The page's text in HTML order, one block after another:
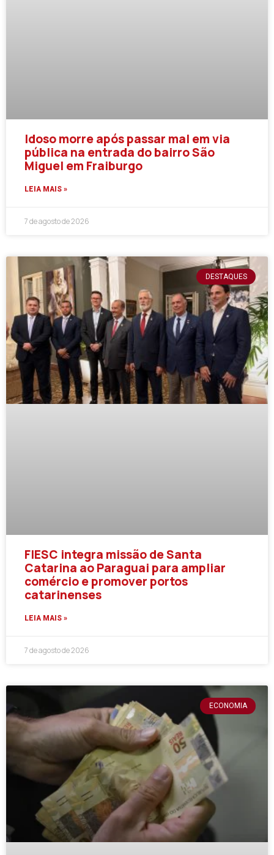
Idoso morre após passar mal em via
pública na entrada do bairro São
Miguel em Fraiburgo
LEIA MAIS »
7 de agosto de 2026
DESTAQUES
FIESC integra missão de Santa
Catarina ao Paraguai para ampliar
comércio e promover portos
catarinenses
LEIA MAIS »
7 de agosto de 2026
ECONOMIA